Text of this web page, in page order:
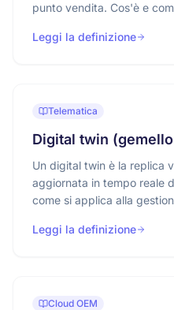
punto vendita. Cos'è e
Leggi la definizione
Telematica
Digital twin
Un digital twin è la replica
aggiornata in tempo reale
come si applica alla
Leggi la definizione
Cloud OEM